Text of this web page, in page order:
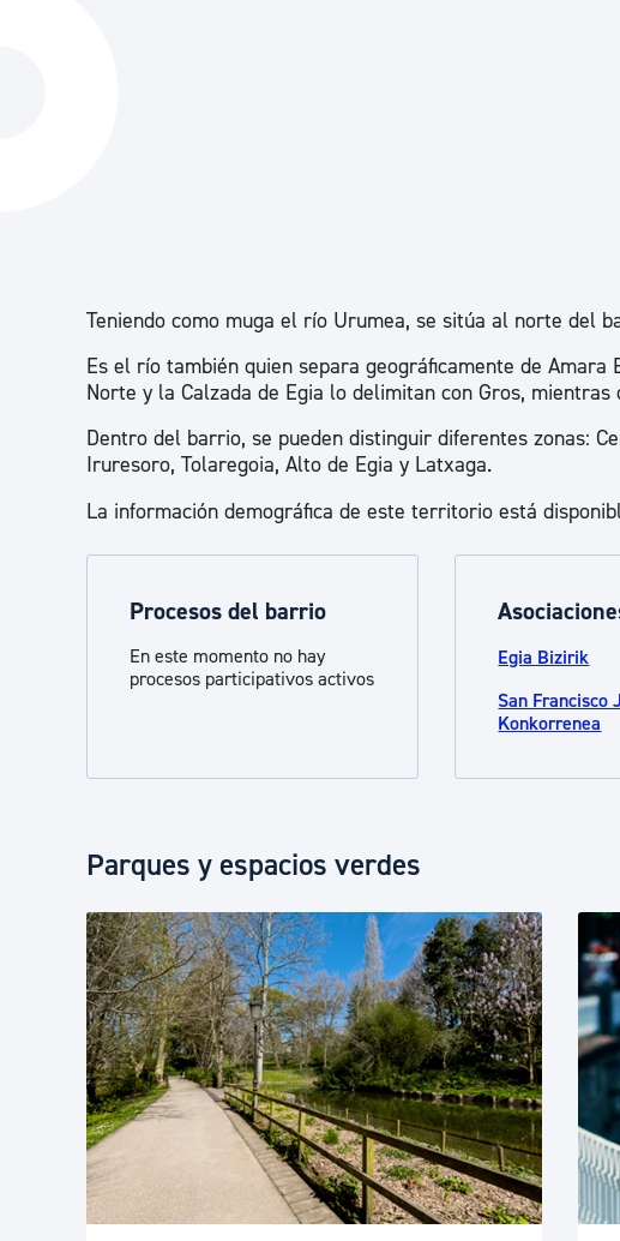
Teniendo como muga el río Urumea, se sitúa al norte del
Es el río también quien separa geográficamente de
Norte y la Calzada de Egia lo delimitan con Gros,
Dentro del barrio, se pueden distinguir diferentes zonas:
Iruresoro, Tolaregoia, Alto de Egia y Latxaga.
La información demográfica de este territorio está
Procesos del barrio
En este momento no hay
procesos participativos activos
Egia Bizirik
San Francisco
Konkorrenea
Parques y espacios verdes